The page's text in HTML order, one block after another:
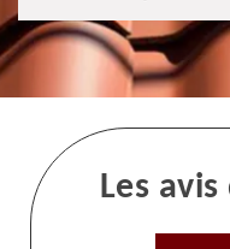
Les